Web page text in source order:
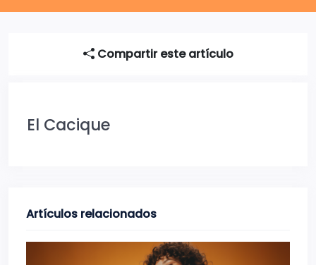
Compartir este artículo
El Cacique
Artículos relacionados